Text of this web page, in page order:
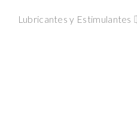
Lubricantes y Estimulantes